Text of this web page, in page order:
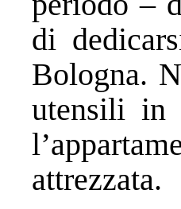
di
Bologna.
utensili in
attrezzata.